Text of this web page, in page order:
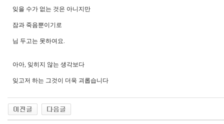
잊을 수가 없는 것은 아니지만
잠과 죽음뿐이기로
님 두고는 못하여요.
아아, 잊히지 않는 생각보다
잊고저 하는 그것이 더욱 괴롭습니다